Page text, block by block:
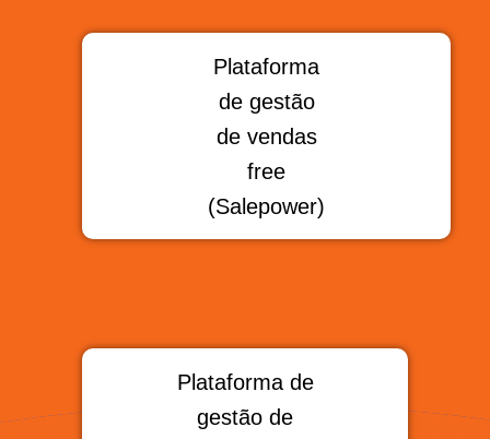
Plataforma
de gestão
de vendas
free
(Salepower)
Plataforma de
gestão de